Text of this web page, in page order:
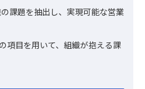
課題を抽出し、実現可能な営業
項目を用いて、組織が抱える課